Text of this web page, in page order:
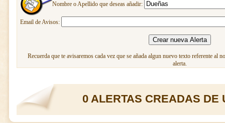
Nombre o Apellido que deseas añadir:
Email de Avisos:
Recuerda que te avisaremos cada vez que se añada algun nuevo texto referente al
alerta.
0 ALERTAS CREADAS DE